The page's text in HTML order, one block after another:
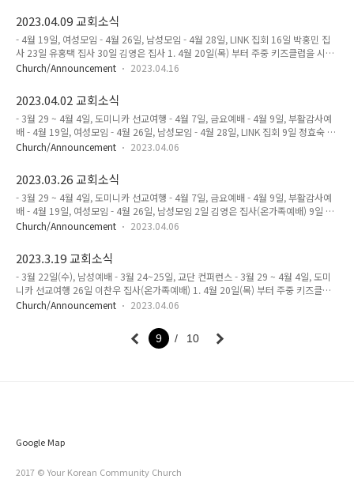
(8~9pm) *오늘 신청 마감합니다. 2. 7~8월에 열리는 예배섬머캠프 신청자 부모님
들은 예배후에 잠시 모여주시기 바랍니다. * 신청은 마감 되었습니다. 3. 도미니카 공
화국 2차 선교여행을 미리 신청 받으려고 합니다. 일정: 10~11월 중 회비 : 성인 1인
기준 1600불 * 8주간의 선교스쿨을 수료하셔야 합니다. * 1회의 성경..
2023.04.09 교회소식
- 4월 19일, 여성모임 - 4월 26일, 남성모임 - 4월 28일, LINK 집회 16일 박홍민 집
사 23일 유홍택 집사 30일 김영은 집사 1. 4월 20일(목) 부터 주중 키즈클럽을 시작
합니다. 일시: 매주(목), 7 ~ 9pm 장소: 도서관&청소년 예배실 회비: TBA *미술
이들을 위한 예배섬머캠프를 계획하고 있습니다. * 헌금함 옆에 신청서가 있습니다.
* 오늘 신청을 마감합니다. 3. 기도와 재정으로 후원해주셔서 안전하게 도미니카 공
화국 선교여행을 마치고 돌아왔습니다. 4. 순모임이 이번주내에 있습니다. 각 순에서
스케줄 잡아주셔서 순모임으로 모여주세요. 5. 도미니카 공화국 2차 선교여행을 미
리 신청 ..
Church/Announcement 2023.04.16
2023.04.02 교회소식
- 3월 29 ~ 4월 4일, 도미니카 선교여행 - 4월 7일, 금요예배 - 4월 9일, 부활감사예
배 - 4월 19일, 여성모임 - 4월 26일, 남성모임 - 4월 28일, LINK 집회 9일 정효숙 집
사 16일 박홍민 집사 23일 유홍택 집사 30일 김영은 집사(온가족예배) 1. 4월 20일
년 예배실 회비: TBA *미술(7~8pm), 드럼(8~9pm) 2. 저희교회 교인 자녀들을 대
상으로 여름방학 때에 어린이들을 위한 예배섬머캠프를 계획하고 있습니다. * 헌금
함 옆에 신청서가 있습니다. 3. 청소년&청년 LINK 금요모임을 섬겨주실 분들을 모집
합니다. - 자막 1명, 간식준비 1명, 안내 1명 4. 4월 7일..
Church/Announcement 2023.04.06
2023.03.26 교회소식
- 3월 29 ~ 4월 4일, 도미니카 선교여행 - 4월 7일, 금요예배 - 4월 9일, 부활감사예
배 - 4월 19일, 여성모임 - 4월 26일, 남성모임 2일 김영은 집사(온가족예배) 9일 박
정훈 집사 16일 정효숙 집사 23일 박홍민 집사 30일 유홍택 집사 1. 4월 20일(목)
예배실 회비: TBA *미술, 드럼 2. 저희교회 교인 자녀들을 대상으로 여름방학 때에
어린이들을 위한 예배섬머캠프를 계획하고 있습니다. * 헌금함 옆에 신청서가 있습
니다. 3. 청소년&청년 LINK 금요모임을 섬겨주실 분들을 모집합니다. - 자막 1명, 간
식준비 1명, 안내 1명 4. 저희 교회 플러스친구를 등록해주시면 교회의 중요한..
Church/Announcement 2023.04.06
2023.3.19 교회소식
- 3월 22일(수), 남성예배 - 3월 24~25일, 교단 컨퍼런스 - 3월 29 ~ 4월 4일, 도미
니카 선교여행 26일 이찬우 집사(온가족예배) 1. 4월 20일(목) 부터 주중 키즈클럽
을 시작합니다. 일시: 매주(목), 7 ~ 9pm 장소: 도서관&청소년 예배실 회비: TBA *
배섬머캠프를 계획하고 있습니다. * 헌금함 옆에 신청서가 있습니다. 3. 청소년&청
년 LINK 금요모임을 섬겨주실 분들을 모집합니다. - 자막 1명, 간식준비 1명, 안내 1
Church/Announcement 2023.04.06
9 10
Google Map
2017 © Your Korean Community Church